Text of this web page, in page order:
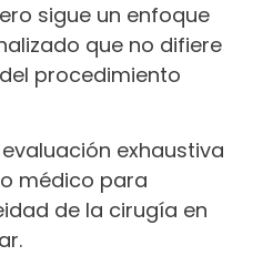
sigue un enfoque
que no difiere
procedimiento
exhaustiva
médico para
de la cirugía en